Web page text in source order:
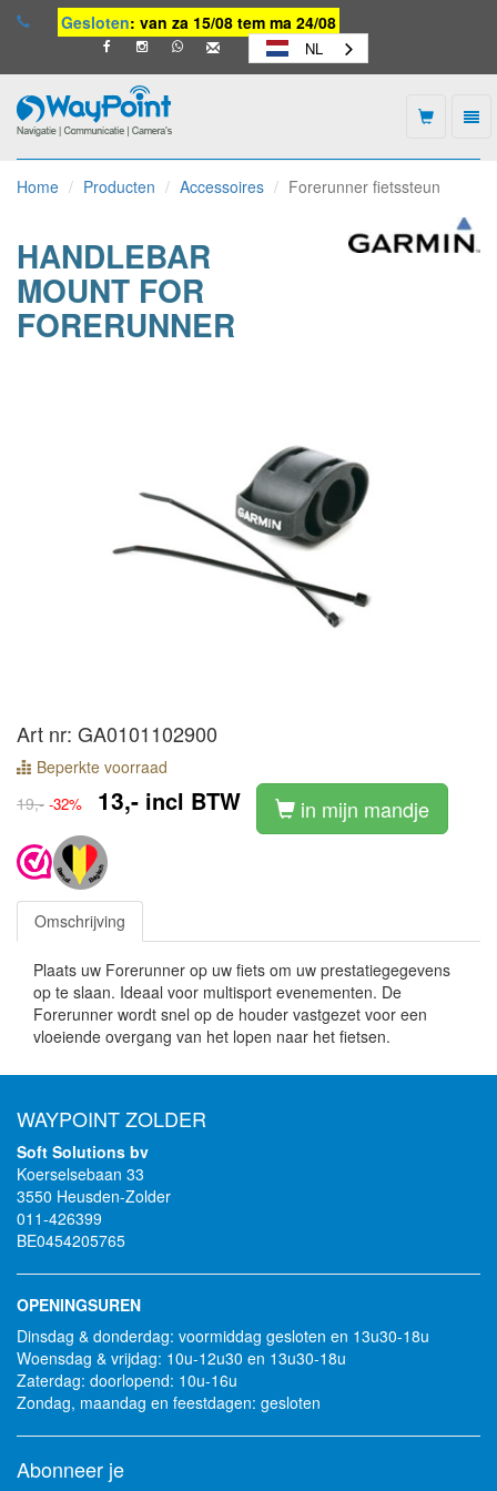
Gesloten: van za 15/08 tem ma 24/08
NL
-
naar
Home Producten Accessoires Forerunner fietssteun
HANDLEBAR
MOUNT FOR
FORERUNNER
Art nr: GA0101102900
Beperkte voorraad
19,- -32% 13,- incl BTW in mijn mandje
Omschrijving
Plaats uw Forerunner op uw fiets om uw prestatiegegevens
op te slaan. Ideaal voor multisport evenementen. De
Forerunner wordt snel op de houder vastgezet voor een
vloeiende overgang van het lopen naar het fietsen.
WAYPOINT ZOLDER
Soft Solutions bv
Koerselsebaan 33
3550 Heusden-Zolder
011-426399
BE0454205765
OPENINGSUREN
Dinsdag & donderdag: voormiddag gesloten en 13u30-18u
Woensdag & vrijdag: 10u-12u30 en 13u30-18u
Zaterdag: doorlopend: 10u-16u
Zondag, maandag en feestdagen: gesloten
Abonneer je